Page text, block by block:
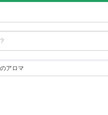
アロマ